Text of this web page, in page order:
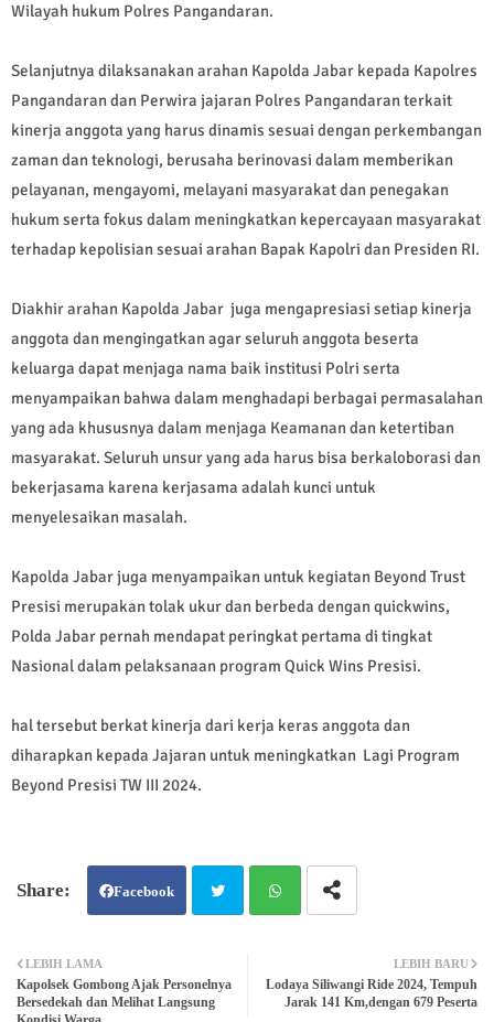
Wilayah hukum Polres Pangandaran.
Selanjutnya dilaksanakan arahan Kapolda Jabar kepada Kapolres
Pangandaran dan Perwira jajaran Polres Pangandaran terkait
kinerja anggota yang harus dinamis sesuai dengan perkembangan
zaman dan teknologi, berusaha berinovasi dalam memberikan
pelayanan, mengayomi, melayani masyarakat dan penegakan
hukum serta fokus dalam meningkatkan kepercayaan masyarakat
terhadap kepolisian sesuai arahan Bapak Kapolri dan Presiden RI.
Diakhir arahan Kapolda Jabar juga mengapresiasi setiap kinerja
anggota dan mengingatkan agar seluruh anggota beserta
keluarga dapat menjaga nama baik institusi Polri serta
menyampaikan bahwa dalam menghadapi berbagai permasalahan
yang ada khususnya dalam menjaga Keamanan dan ketertiban
masyarakat. Seluruh unsur yang ada harus bisa berkaloborasi dan
bekerjasama karena kerjasama adalah kunci untuk
menyelesaikan masalah.
Kapolda Jabar juga menyampaikan untuk kegiatan Beyond Trust
Presisi merupakan tolak ukur dan berbeda dengan quickwins,
Polda Jabar pernah mendapat peringkat pertama di tingkat
Nasional dalam pelaksanaan program Quick Wins Presisi.
hal tersebut berkat kinerja dari kerja keras anggota dan
diharapkan kepada Jajaran untuk meningkatkan Lagi Program
Beyond Presisi TW III 2024.
Facebook
ter atsa
LEBIH BARU
Lodaya Siliwangi Ride 2024, Tempuh
Jarak 141 Km,dengan 679 Peserta
LEBIH LAMA
Kapolsek Gombong Ajak Personelnya
Bersedekah dan Melihat Langsung